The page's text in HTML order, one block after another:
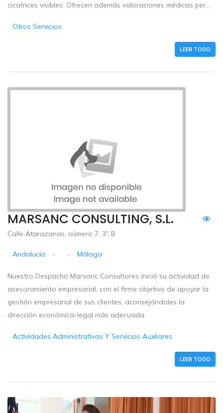
cicatrices visibles. Ofrecen además valoraciones médicas per...
Otros Servicios
LEER TODO
MARSANC CONSULTING, S.L.
Calle Atarazanas, número 7, 3º, B
Andalucía - - Málaga
Nuestro Despacho Marsanc Consultores inició su actividad de
asesoramiento empresarial, con el firme objetivo de apoyar la
gestión empresarial de sus clientes, aconsejándoles la
dirección económica-legal más adecuada.
Actividades Administrativas Y Servicios Auxliares
LEER TODO